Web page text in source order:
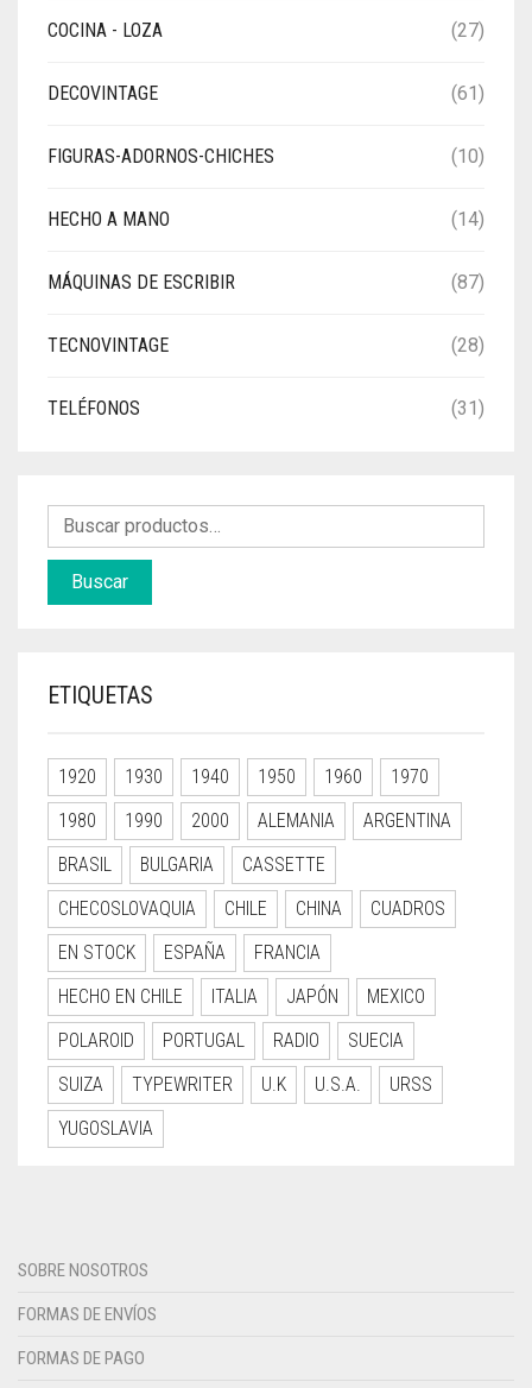
COCINA - LOZA (27)
DECOVINTAGE (61)
FIGURAS-ADORNOS-CHICHES (10)
HECHO A MANO (14)
MÁQUINAS DE ESCRIBIR (87)
TECNOVINTAGE (28)
TELÉFONOS (31)
Buscar
ETIQUETAS
1920 1930 1940 1950 1960
1970
1980
1990 2000 ALEMANIA
ARGENTINA
BRASIL
BULGARIA
CASSETTE
CHECOSLOVAQUIA
CHILE CHINA
CUADROS
EN STOCK
ESPAÑA
FRANCIA
HECHO EN CHILE
ITALIA JAPÓN
MEXICO
POLAROID
PORTUGAL RADIO
SUECIA
SUIZA
TYPEWRITER U.K U.S.A.
URSS
YUGOSLAVIA
SOBRE NOSOTROS
FORMAS DE ENVÍOS
FORMAS DE PAGO